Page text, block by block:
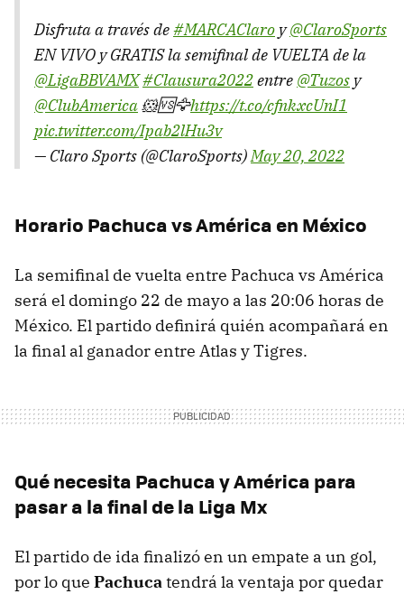
Disfruta a través de#MARCAClaro y@ClaroSports
EN VIVO y GRATIS la semifinal de VUELTA de la
@LigaBBVAMX#Clausura2022entre @Tuzos y
@ClubAmerica🐹🆚🦅https://t.co/cfnkxcUnI1
pic.twitter.com/Ipab2lHu3v
— Claro Sports (@ClaroSports)May 20, 2022
Horario Pachuca vs América en México
La semifinal de vuelta entre Pachuca vs América
será el domingo 22 de mayo a las 20:06 horas de
México. El partido definirá quién acompañará en
la final al ganador entre Atlas y Tigres.
Qué necesita Pachuca y América para
pasar a la final de la Liga Mx
El partido de ida finalizó en un empate a un gol,
por lo que Pachucatendrá la ventaja por quedar